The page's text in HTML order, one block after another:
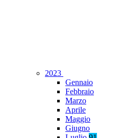
2023
Gennaio
Febbraio
Marzo
Aprile
Maggio
Giugno